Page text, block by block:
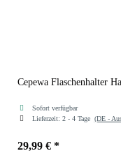
Cepewa Flaschenhalter
Sofort verfügbar
Lieferzeit: 2 - 4 Tage (DE -
29,99 € *